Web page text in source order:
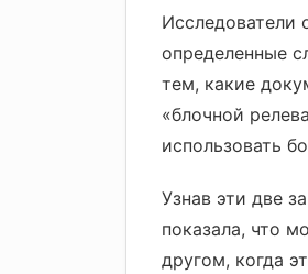
Исследователи
определенные
тем, какие
«блочной
использовать
Узнав эти две
показала, что
другом, когда